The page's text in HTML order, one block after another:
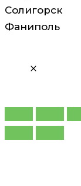
Солигорск
Фаниполь